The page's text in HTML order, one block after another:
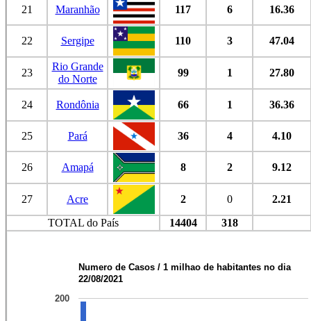
21 Maranhão 117 6 16.36
22 Sergipe 110 3 47.04
23
Rio Grande
do Norte
99 1 27.80
24 Rondônia 66 1 36.36
25 Pará 36 4 4.10
26 Amapá 8 2 9.12
27 Acre 2 0
2.21
TOTAL do País
14404 318
Numero de Casos / 1 milhao de habitantes no dia
22/08/2021
200